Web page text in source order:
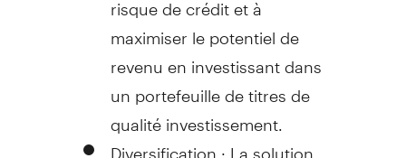
maximiser le potentiel de
revenu en investissant dans
un portefeuille de titres de
qualité investissement.
Diversification : La solution